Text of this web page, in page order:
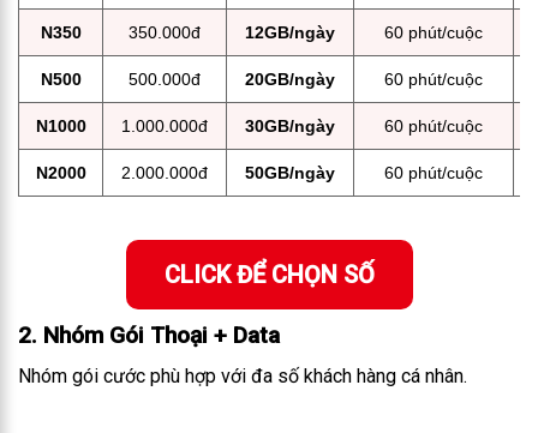
N350 350.000đ 12GB/ngày 60 phút/cuộc
N500 500.000đ 20GB/ngày 60 phút/cuộc
N1000 1.000.000đ 30GB/ngày 60 phút/cuộc
N2000 2.000.000đ 50GB/ngày 60 phút/cuộc
CLICK ĐỂ CHỌN SỐ
2. Nhóm Gói Thoại + Data
Nhóm gói cước phù hợp với đa số khách hàng cá nhân.